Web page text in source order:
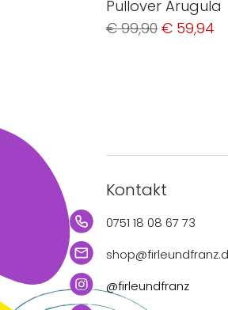
Pullover Arugula
€99,90 € 59,94
Kontakt
0751 18 08 67 73
@firleundfranz